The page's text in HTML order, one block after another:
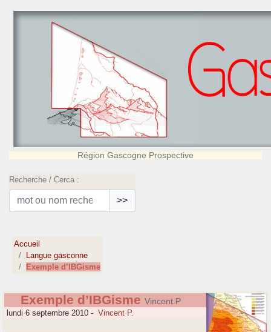
Région Gascogne Prospective
Recherche / Cerca :
>>
Accueil
Langue gasconne
Exemple d’IBGisme
Exemple d’IBGisme Vincent.P
lundi 6 septembre 2010 - Vincent P.